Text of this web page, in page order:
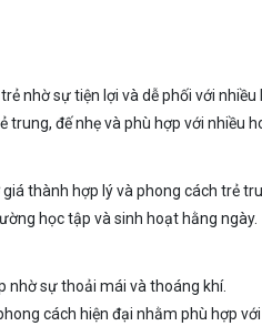
nhờ sự tiện lợi và dễ phối với nhiều
đế nhẹ và phù hợp với nhiều
thành hợp lý và phong cách trẻ
học tập và sinh hoạt hằng ngày.
nhờ sự thoải mái và thoáng khí.
cách hiện đại nhằm phù hợp